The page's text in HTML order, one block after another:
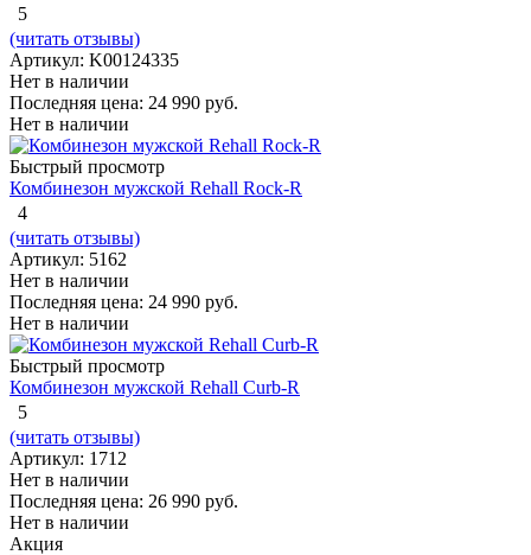
5
(читать отзывы)
Артикул: K00124335
Нет в наличии
Последняя цена: 24 990 руб.
Нет в наличии
Быстрый просмотр
Комбинезон мужской Rehall Rock-R
4
(читать отзывы)
Артикул: 5162
Нет в наличии
Последняя цена: 24 990 руб.
Нет в наличии
Быстрый просмотр
Комбинезон мужской Rehall Curb-R
5
(читать отзывы)
Артикул: 1712
Нет в наличии
Последняя цена: 26 990 руб.
Нет в наличии
Акция